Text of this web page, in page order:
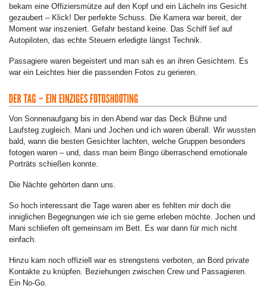
bekam eine Offiziersmütze auf den Kopf und ein Lächeln ins Gesicht
gezaubert – Klick! Der perfekte Schuss. Die Kamera war bereit, der
Moment war inszeniert. Gefahr bestand keine. Das Schiff lief auf
Autopiloten, das echte Steuern erledigte längst Technik.
Passagiere waren begeistert und man sah es an ihren Gesichtern. Es
war ein Leichtes hier die passenden Fotos zu gerieren.
Von Sonnenaufgang bis in den Abend war das Deck Bühne und
Laufsteg zugleich. Mani und Jochen und ich waren überall. Wir wussten
bald, wann die besten Gesichter lachten, welche Gruppen besonders
fotogen waren – und, dass man beim Bingo überraschend emotionale
Porträts schießen konnte.
Die Nächte gehörten dann uns.
So hoch interessant die Tage waren aber es fehlten mir doch die
inniglichen Begegnungen wie ich sie gerne erleben möchte. Jochen und
Mani schliefen oft gemeinsam im Bett. Es war dann für mich nicht
einfach.
Hinzu kam noch offiziell war es strengstens verboten, an Bord private
Kontakte zu knüpfen. Beziehungen zwischen Crew und Passagieren.
Ein No-Go.